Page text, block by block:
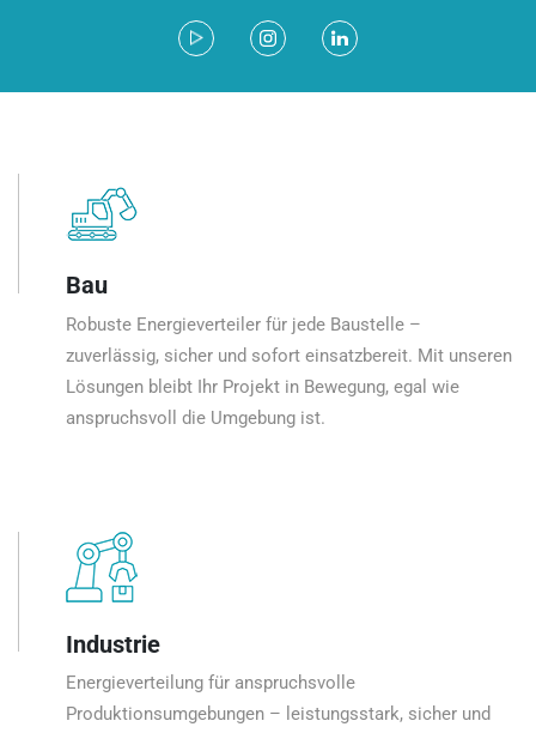
Bau
Robuste Energieverteiler für jede Baustelle –
zuverlässig, sicher und sofort einsatzbereit. Mit unseren
Lösungen bleibt Ihr Projekt in Bewegung, egal wie
anspruchsvoll die Umgebung ist.
Industrie
Energieverteilung für anspruchsvolle
Produktionsumgebungen – leistungsstark, sicher und